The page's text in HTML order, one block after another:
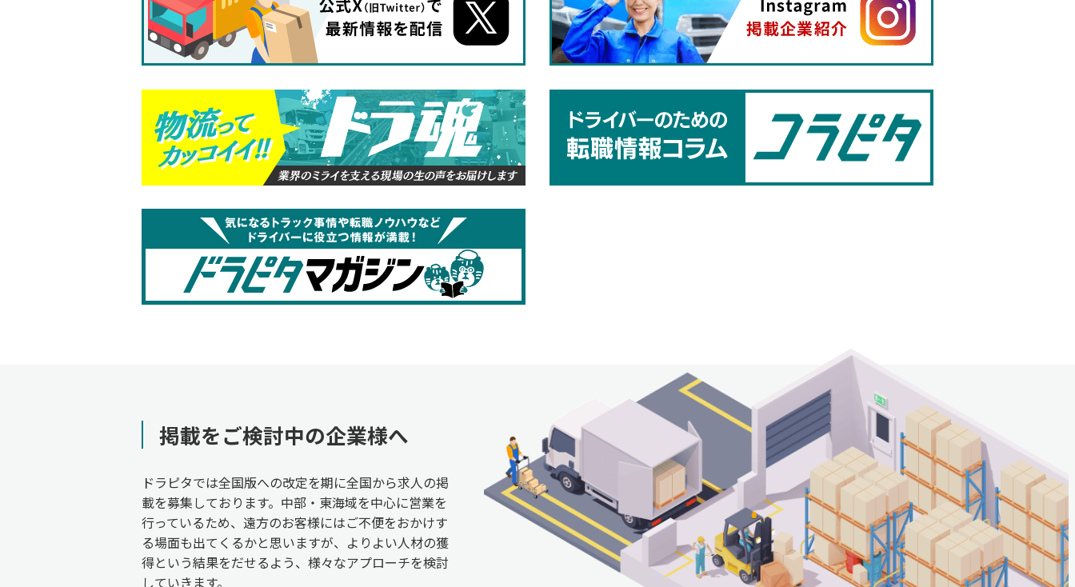
掲載をご検討中の企業様へ
ドラピタでは全国版への改定を期に全国から求人の掲
載を募集しております。中部・東海域を中心に営業を
行っているため、遠方のお客様にはご不便をおかけす
る場面も出てくるかと思いますが、よりよい人材の獲
得という結果をだせるよう、様々なアプローチを検討
していきます。